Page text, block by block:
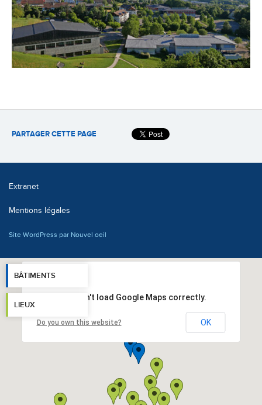
PARTAGER CETTE PAGE
Extranet
Mentions légales
Site WordPress par Nouvel oeil
BÂTIMENTS
LIEUX
This page can't load Google Maps correctly.
Do you own this website? OK